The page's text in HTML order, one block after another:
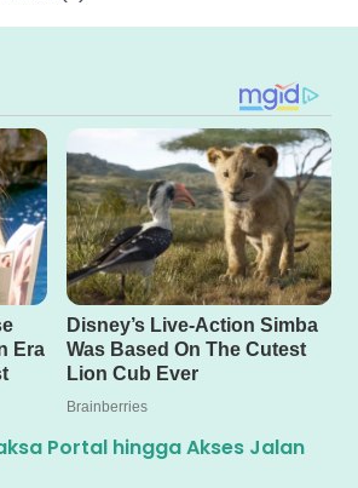
Portal hingga Akses Jalan